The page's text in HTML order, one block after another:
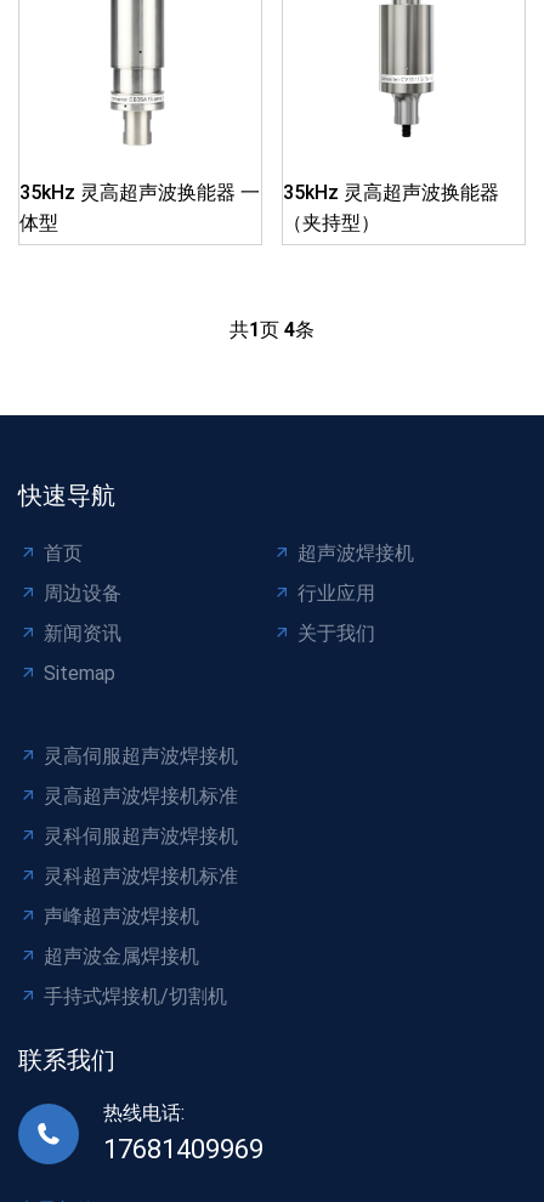
35kHz 灵高超声波换能器 一
体型
35kHz 灵高超声波换能器
（夹持型）
共1页 4条
快速导航
首页
超声波焊接机
周边设备
行业应用
新闻资讯
关于我们
Sitemap
灵高伺服超声波焊接机
灵高超声波焊接机标准
灵科伺服超声波焊接机
灵科超声波焊接机标准
声峰超声波焊接机
超声波金属焊接机
手持式焊接机/切割机
联系我们
热线电话:
17681409969